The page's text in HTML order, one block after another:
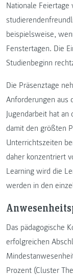
Nationale
beispielsweise,
Fenstertagen. Die
Studienbeginn
Die Präsenztage
Anforderungen aus
Jugendarbeit hat
damit den größten
Unterrichtszeiten
daher konzentriert
Learning wird die
werden in den
Das pädagogische
erfolgreichen
Prozent (Cluster